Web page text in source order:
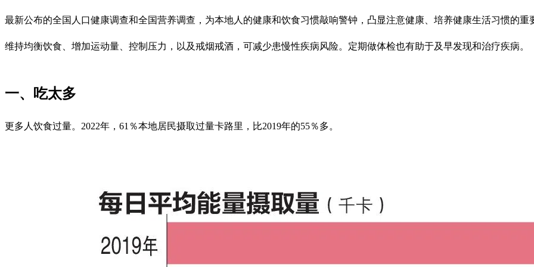
最新公布的全国人口健康调查和全国营养调查，为本地人的健康和饮食习惯敲响警钟，凸显注意健康、培养健康生活习惯的重
维持均衡饮食、增加运动量、控制压力，以及戒烟戒酒，可减少患慢性疾病风险。定期做体检也有助于及早发现和治疗疾病。
一、吃太多
更多人饮食过量。2022年，61％本地居民摄取过量卡路里，比2019年的55％多。